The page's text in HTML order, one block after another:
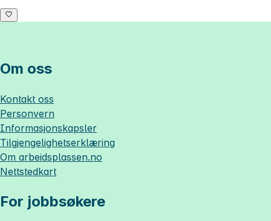
Om oss
Kontakt oss
Personvern
Informasjonskapsler
Tilgjengelighetserklæring
Om arbeidsplassen.no
Nettstedkart
For jobbsøkere